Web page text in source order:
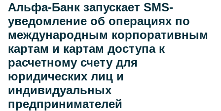
Альфа-Банк запускает SMS-
уведомление об операциях по
международным корпоративным
картам и картам доступа к
расчетному счету для
юридических лиц и
индивидуальных
предпринимателей